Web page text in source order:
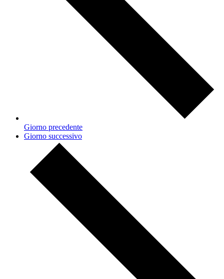
Giorno precedente
Giorno successivo